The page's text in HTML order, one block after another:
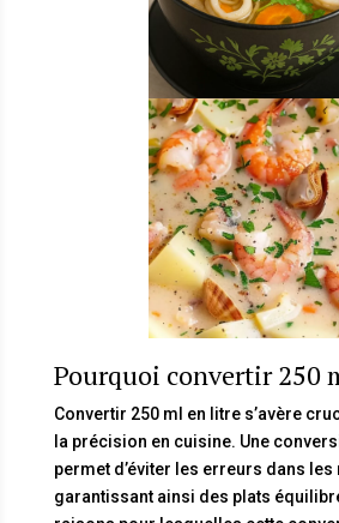
Pourquoi convertir 250
Convertir 250 ml en litre s’avère
la précision en cuisine. Une
permet d’éviter les erreurs dans les
garantissant ainsi des plats